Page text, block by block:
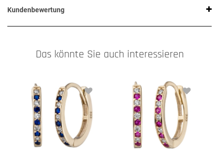
Kundenbewertung
Das könnte Sie auch interessieren